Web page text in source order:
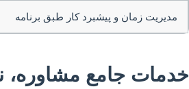
مدیریت زمان و پیشبرد کار طبق برنامه
خدمات جامع مشاوره،